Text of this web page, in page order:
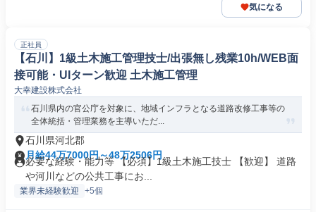
気になる
正社員
【石川】1級土木施工管理技士/出張無し残業10h/WEB面
接可能・UIターン歓迎 土木施工管理
大幸建設株式会社
石川県内の官公庁を対象に、地域インフラとなる道路改修工事等の
全体統括・管理業務を主導いただ...
石川県河北郡
月給44万7000円～48万2506円
必要な経験・能力等 【必須】1級土木施工技士 【歓迎】 道路
や河川などの公共工事にお...
業界未経験歓迎 +5個